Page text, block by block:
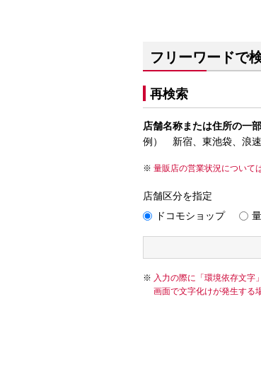
フリーワードで
再検索
店舗名称または住所の一
例） 新宿、東池袋、浪
量販店の営業状況について
店舗区分を指定
ドコモショップ
入力の際に「環境依存文字
画面で文字化けが発生する